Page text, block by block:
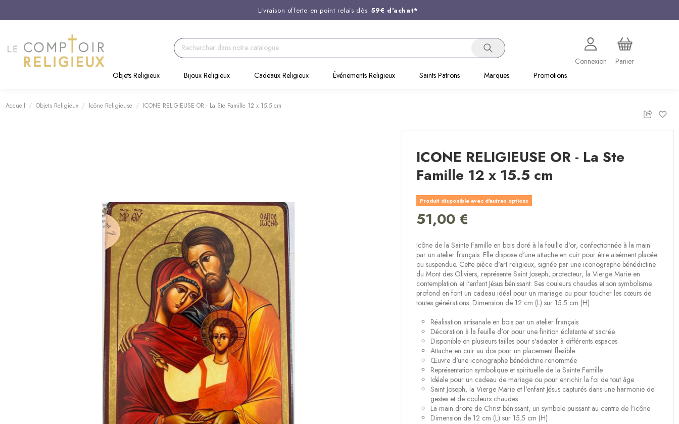
Livraison offerte en point relais dès 59€ d'achat*
Support client disponible au
Commandez avant 14H, expédition le jour même !
Connexion
Panier
Objets Religieux
Bijoux Religieux Cadeaux Religieux Événements Religieux Saints Patrons Marques Promotions
Accueil Objets Religieux Icône Religieuse ICONE RELIGIEUSE OR - La Ste Famille 12 x 15.5 cm
ICONE RELIGIEUSE OR - La Ste
Famille 12 x 15.5 cm
Produit disponible avec d'autres options
51,00 €
Icône de la Sainte Famille en bois doré à la feuille d'or, confectionnée à la main
par un atelier français. Elle dispose d'une attache en cuir pour être aisément placée
ou suspendue. Cette pièce d'art religieux, signée par une iconographe bénédictine
du Mont des Oliviers, représente Saint Joseph, protecteur, la Vierge Marie en
contemplation et l'enfant Jésus bénissant. Ses couleurs chaudes et son symbolisme
profond en font un cadeau idéal pour un mariage ou pour toucher les cœurs de
toutes générations. Dimension de 12 cm (L) sur 15.5 cm (H)
Réalisation artisanale en bois par un atelier français
Décoration à la feuille d'or pour une finition éclatante et sacrée
Disponible en plusieurs tailles pour s'adapter à différents espaces
Attache en cuir au dos pour un placement flexible
Œuvre d'une iconographe bénédictine renommée
Représentation symbolique et spirituelle de la Sainte Famille
Idéale pour un cadeau de mariage ou pour enrichir la foi de tout âge
Saint Joseph, la Vierge Marie et l'enfant Jésus capturés dans une harmonie de
gestes et de couleurs chaudes
La main droite de Christ bénissant, un symbole puissant au centre de l'icône
Dimension de 12 cm (L) sur 15.5 cm (H)